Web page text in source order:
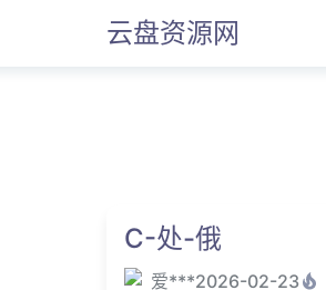
云盘资源网
C-处-俄
爱***2026-02-23